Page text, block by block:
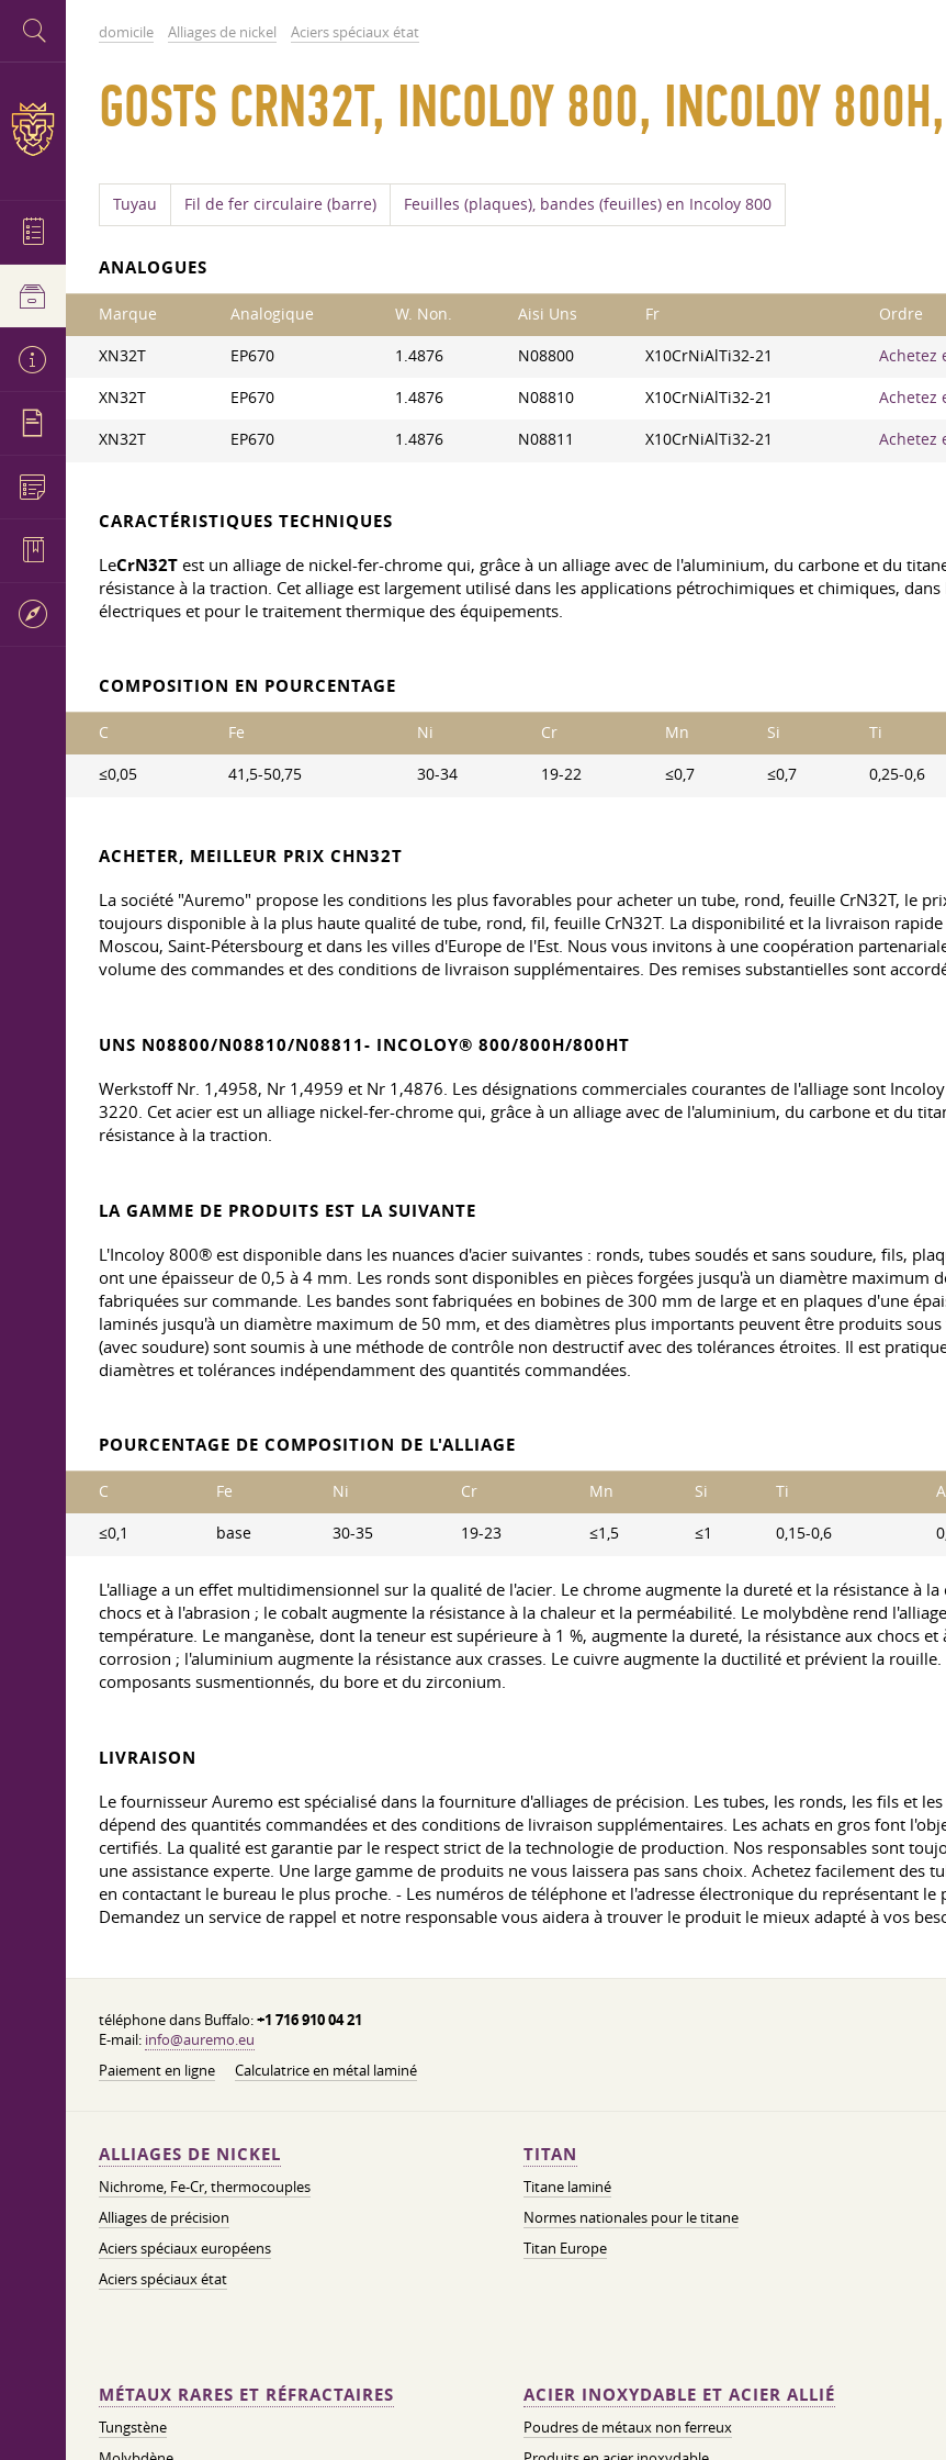
domicile Alliages de nickel Aciers spéciaux état
GOSTS CRN32T, INCOLOY 800, INCOLOY
Tuyau Fil de fer circulaire (barre) Feuilles (plaques), bandes (feuilles) en Incoloy 800
ANALOGUES
Marque Analogique W. Non. Aisi Uns Fr Ordre
XN32T EP670 1.4876 N08800 X10CrNiAlTi32-21 Achetez
XN32T EP670 1.4876 N08810 X10CrNiAlTi32-21 Achetez
XN32T EP670 1.4876 N08811 X10CrNiAlTi32-21 Achetez
CARACTÉRISTIQUES TECHNIQUES
LeCrN32T est un alliage de nickel-fer-chrome qui, grâce à un alliage avec de l'aluminium, du carbone et du
résistance à la traction. Cet alliage est largement utilisé dans les applications pétrochimiques et chimiques,
électriques et pour le traitement thermique des équipements.
COMPOSITION EN POURCENTAGE
C Fe Ni Cr Mn Si Ti
≤0,05 41,5-50,75 30-34 19-22 ≤0,7 ≤0,7 0,25-0,6
ACHETER, MEILLEUR PRIX CHN32T
La société "Auremo" propose les conditions les plus favorables pour acheter un tube, rond, feuille CrN32T, le
toujours disponible à la plus haute qualité de tube, rond, fil, feuille CrN32T. La disponibilité et la livraison
Moscou, Saint-Pétersbourg et dans les villes d'Europe de l'Est. Nous vous invitons à une coopération
volume des commandes et des conditions de livraison supplémentaires. Des remises substantielles sont
UNS N08800/N08810/N08811- INCOLOY® 800/800H/800HT
Werkstoff Nr. 1,4958, Nr 1,4959 et Nr 1,4876. Les désignations commerciales courantes de l'alliage sont
3220. Cet acier est un alliage nickel-fer-chrome qui, grâce à un alliage avec de l'aluminium, du carbone et du
résistance à la traction.
LA GAMME DE PRODUITS EST LA SUIVANTE
L'Incoloy 800® est disponible dans les nuances d'acier suivantes : ronds, tubes soudés et sans soudure, fils,
ont une épaisseur de 0,5 à 4 mm. Les ronds sont disponibles en pièces forgées jusqu'à un diamètre maximum
fabriquées sur commande. Les bandes sont fabriquées en bobines de 300 mm de large et en plaques d'une
laminés jusqu'à un diamètre maximum de 50 mm, et des diamètres plus importants peuvent être produits
(avec soudure) sont soumis à une méthode de contrôle non destructif avec des tolérances étroites. Il est
diamètres et tolérances indépendamment des quantités commandées.
POURCENTAGE DE COMPOSITION DE L'ALLIAGE
C Fe Ni Cr Mn Si Ti
≤0,1 base 30-35 19-23 ≤1,5 ≤1 0,15-0,6
L'alliage a un effet multidimensionnel sur la qualité de l'acier. Le chrome augmente la dureté et la résistance à
chocs et à l'abrasion ; le cobalt augmente la résistance à la chaleur et la perméabilité. Le molybdène rend
température. Le manganèse, dont la teneur est supérieure à 1 %, augmente la dureté, la résistance aux chocs
corrosion ; l'aluminium augmente la résistance aux crasses. Le cuivre augmente la ductilité et prévient la
composants susmentionnés, du bore et du zirconium.
LIVRAISON
Le fournisseur Auremo est spécialisé dans la fourniture d'alliages de précision. Les tubes, les ronds, les fils et
dépend des quantités commandées et des conditions de livraison supplémentaires. Les achats en gros font
certifiés. La qualité est garantie par le respect strict de la technologie de production. Nos responsables sont
une assistance experte. Une large gamme de produits ne vous laissera pas sans choix. Achetez facilement des
en contactant le bureau le plus proche. - Les numéros de téléphone et l'adresse électronique du représentant
Demandez un service de rappel et notre responsable vous aidera à trouver le produit le mieux adapté à vos
téléphone dans Buffalo:+1 716 910 04 21
E-mail: info@auremo.eu
Paiement en ligne
Calculatrice en métal laminé
ALLIAGES DE NICKEL
Nichrome, Fe-Cr, thermocouples
Alliages de précision
Aciers spéciaux européens
Aciers spéciaux état
TITAN
Titane laminé
Normes nationales pour le titane
Titan Europe
MÉTAUX RARES ET RÉFRACTAIRES
Tungstène
ACIER INOXYDABLE ET ACIER ALLIÉ
Poudres de métaux non ferreux